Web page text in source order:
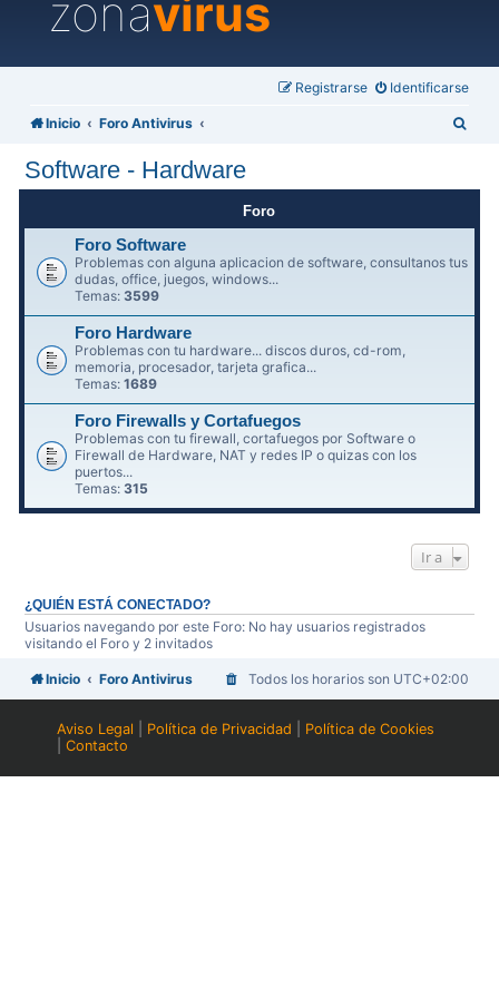
zonavirus
Identificarse
Registrarse
Inicio Foro Antivirus
Software - Hardware
Foro
Foro Software
Problemas con alguna aplicacion de software, consultanos tus
dudas, office, juegos, windows...
Temas: 3599
Foro Hardware
Problemas con tu hardware... discos duros, cd-rom,
memoria, procesador, tarjeta grafica...
Temas:1689
Foro Firewalls y Cortafuegos
Problemas con tu firewall, cortafuegos por Software o
Firewall de Hardware, NAT y redes IP o quizas con los
puertos...
Temas:315
Ir a
¿QUIÉN ESTÁ CONECTADO?
Usuarios navegando por este Foro: No hay usuarios registrados
visitando el Foro y 2 invitados
Inicio Foro Antivirus Todos los horarios son UTC+02:00
Aviso Legal Política de Privacidad
Política de Cookies
|Contacto